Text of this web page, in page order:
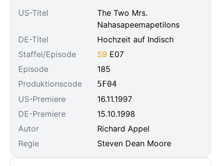
US-Titel
The Two Mrs.
Nahasapeemapetilons
DE-Titel
Hochzeit auf Indisch
Staffel/Episode
S9 E07
Episode
185
Produktionscode
5F04
US-Premiere
16.11.1997
DE-Premiere
15.10.1998
Autor
Richard Appel
Regie
Steven Dean Moore